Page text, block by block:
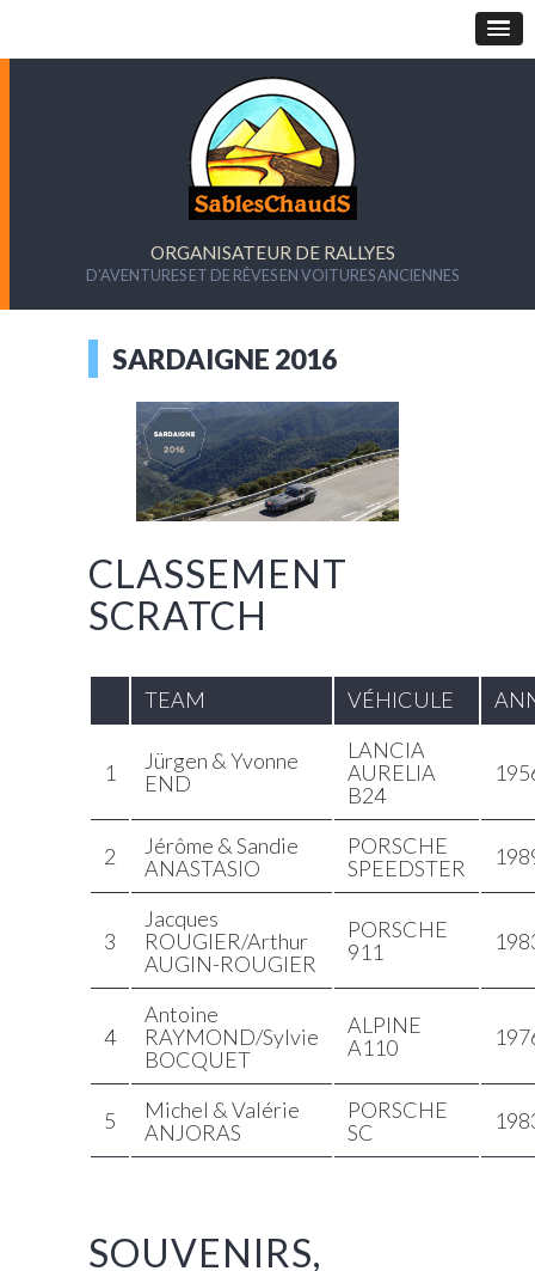
ORGANISATEUR DE RALLYES
D’AVENTURES ET DE RÊVES EN VOITURES ANCIENNES
SARDAIGNE 2016
CLASSEMENT
SCRATCH
TEAM VÉHICULE
1
Jürgen & Yvonne
END
LANCIA
AURELIA
B24
2
Jérôme & Sandie
ANASTASIO
PORSCHE
SPEEDSTER
3
Jacques
ROUGIER/Arthur
AUGIN-ROUGIER
PORSCHE
911
4
Antoine
RAYMOND/Sylvie
BOCQUET
ALPINE
A110
5
Michel & Valérie
ANJORAS
PORSCHE
SC
SOUVENIRS,